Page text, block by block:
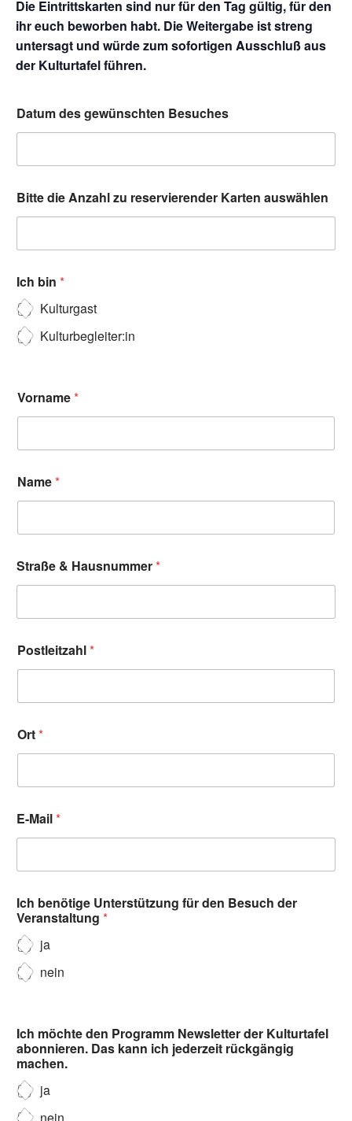
Die Eintrittskarten sind nur für den Tag gültig, für den
ihr euch beworben habt. Die Weitergabe ist streng
untersagt und würde zum sofortigen Ausschluß aus
der Kulturtafel führen.
Datum des gewünschten Besuches
Bitte die Anzahl zu reservierender Karten auswählen
Ich bin *
Kulturgast
Kulturbegleiter:in
Vorname*
Name*
Straße & Hausnummer*
Postleitzahl*
Ort*
E-Mail*
Ich benötige Unterstützung für den Besuch der
Veranstaltung *
ja
nein
Ich möchte den Programm Newsletter der Kulturtafel
abonnieren. Das kann ich jederzeit rückgängig
machen.
ja